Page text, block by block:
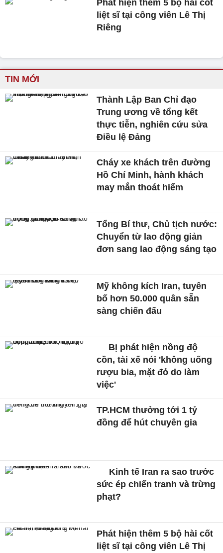
Phát hiện thêm 5 bộ hài cốt
liệt sĩ tại công viên Lê Thị
Riêng
TIN MỚI
Thành Lập Ban Chỉ đạo
Trung ương về tổng kết
thực tiễn, nghiên cứu sửa
Điều lệ Đảng
Cháy xe khách trên đường
Hồ Chí Minh, hành khách
may mắn thoát hiểm
Tổng Bí thư, Chủ tịch nước:
Chuyển từ lao động giản
đơn sang lao động sáng tạo
Mỹ không kích Iran, tuyên
bố hơn 50.000 quân sẵn
sàng chiến đấu
Bị phát hiện nồng độ
cồn, tài xế nói 'không uống
rượu bia, mặt đỏ do làm
việc'
TP.HCM thưởng tới 1 tỷ
đồng để hút chuyên gia
Kinh tế Iran ra sao trước
sức ép chiến tranh và trừng
phạt?
Phát hiện thêm 5 bộ hài cốt
liệt sĩ tại công viên Lê Thị